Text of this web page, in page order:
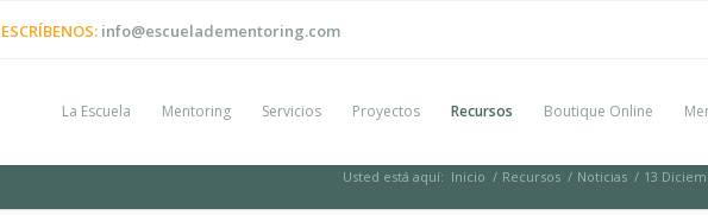
info@escueladementoring.com
La Escuela Mentoring Servicios Proyectos Recursos Boutique Online
Usted está aquí: Inicio / Recursos / Noticias / 13